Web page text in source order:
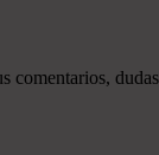
comentarios,